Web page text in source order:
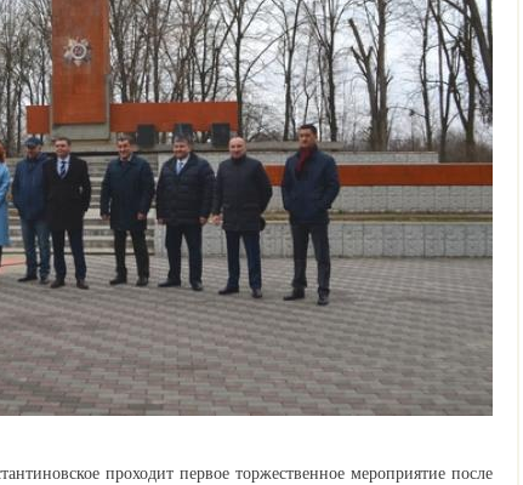
проходит первое торжественное мероприятие после